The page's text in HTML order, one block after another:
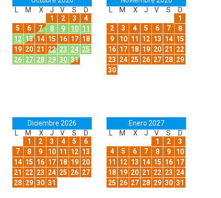
M X J V S
D
1
2 3
4
5
6 7 8 9 10 11
12 13 14 15 16 17 18
19 20 21 22 23 24 25
26 27 28 29 30 31
M X J V S
D
1
2
3 4 5 6 7
8
9
10 11 12 13 14 15
16 17 18 19 20 21
22
23 24 25 26 27 28 29
30
Diciembre 2026
M X J V S
D
1
2 3 4 5
6
7
8 9 10 11 12 13
14 15 16 17 18 19 20
21
22 23 24 25 26 27
28 29 30 31
Enero 2027
M X J V S
D
1
2
3
4
5 6 7 8 9
10
11
12 13 14 15 16 17
18 19 20 21 22 23 24
25 26 27 28 29 30 31